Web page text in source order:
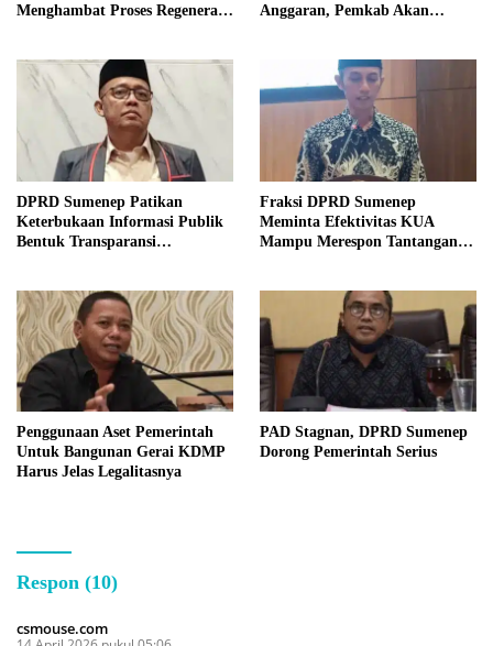
Menghambat Proses Regenerasi
Anggaran, Pemkab Akan
DPRD Sumenep Patikan
Keterbukaan Informasi Publik
Bentuk Transparansi
Fraksi DPRD Sumenep
Meminta Efektivitas KUA
Mampu Merespon Tantangan
Penggunaan Aset Pemerintah
Untuk Bangunan Gerai KDMP
Harus Jelas Legalitasnya
PAD Stagnan, DPRD Sumenep
Dorong Pemerintah Serius
Respon (10)
csmouse.com